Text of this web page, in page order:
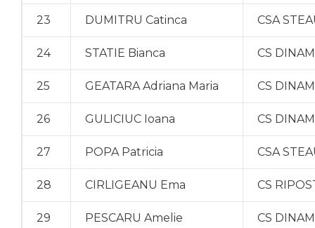
23 DUMITRU Catinca CSA
24 STATIE Bianca CS
25 GEATARA Adriana Maria CS
26 GULICIUC Ioana CS
27 POPA Patricia CSA
28 CIRLIGEANU Ema CS
29 PESCARU Amelie CS